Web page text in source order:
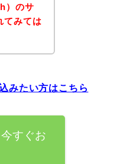
）のサ
てみては
みたい方はこちら
すぐお